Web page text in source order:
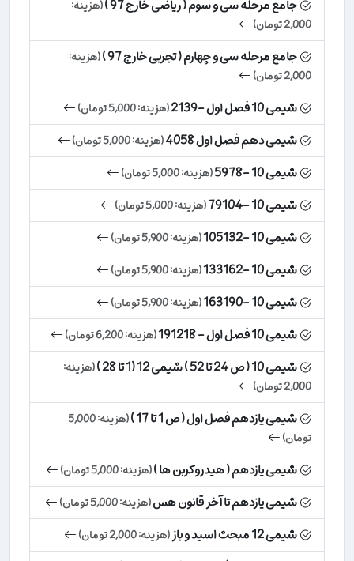
جامع مرحله سی و سوم ( ریاضی خارج 97 )
(هزینه:
2,000 تومان)
جامع مرحله سی و چهارم ( تجربی خارج 97 )
(هزینه:
2,000 تومان)
شیمی 10 فصل اول -2139 (هزینه: 5,000 تومان)
شیمی دهم فصل اول 4058 (هزینه: 5,000 تومان)
شیمی 10 -5978 (هزینه: 5,000 تومان)
شیمی 10 -79104 (هزینه: 5,000 تومان)
شیمی 10 -105132 (هزینه: 5,900 تومان)
شیمی 10 -133162 (هزینه: 5,900 تومان)
شیمی 10 -163190 (هزینه: 5,900 تومان)
شیمی 10 فصل اول - 191218 (هزینه: 6,200 تومان)
شیمی 10 ( ص 24 تا 52 ) شیمی 12 (1 تا 28 )
(هزینه:
2,000 تومان)
شیمی یازدهم فصل اول ( ص 1 تا 17 )
(هزینه: 5,000
تومان)
شیمی یازدهم ( هیدروکربن ها )(هزینه: 5,000 تومان)
شیمی یازدهم تا آخر قانون هس(هزینه: 5,000 تومان)
شیمی 12 مبحث اسید و باز (هزینه: 2,000 تومان)